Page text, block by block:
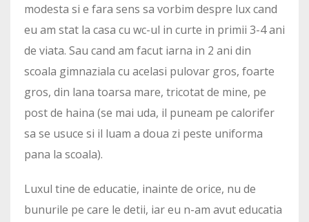
modesta si e fara sens sa vorbim despre lux cand
eu am stat la casa cu wc-ul in curte in primii 3-4 ani
de viata. Sau cand am facut iarna in 2 ani din
scoala gimnaziala cu acelasi pulovar gros, foarte
gros, din lana toarsa mare, tricotat de mine, pe
post de haina (se mai uda, il puneam pe calorifer
sa se usuce si il luam a doua zi peste uniforma
pana la scoala).
Luxul tine de educatie, inainte de orice, nu de
bunurile pe care le detii, iar eu n-am avut educatia